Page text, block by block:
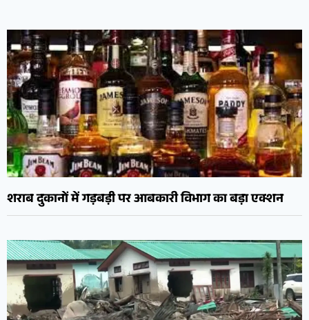
शराब दुकानों में गड़बड़ी पर आबकारी विभाग का बड़ा एक्शन